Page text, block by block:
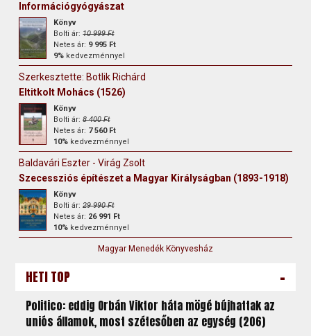
Információgyógyászat
Könyv
Bolti ár:10 999 Ft
Netes ár: 9 995 Ft
9% kedvezménnyel
Szerkesztette: Botlik Richárd
Eltitkolt Mohács (1526)
Könyv
Bolti ár:8 400 Ft
Netes ár: 7 560 Ft
10% kedvezménnyel
Baldavári Eszter - Virág Zsolt
Szecessziós építészet a Magyar Királyságban (1893-1918)
Könyv
Bolti ár:29 990 Ft
Netes ár: 26 991 Ft
10% kedvezménnyel
Magyar Menedék Könyvesház
HETI TOP -
Politico: eddig Orbán Viktor háta mögé bújhattak az
uniós államok, most szétesőben az egység (206)